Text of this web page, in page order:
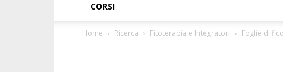
CORSI
Home Ricerca Fitoterapia e Integratori Foglie di